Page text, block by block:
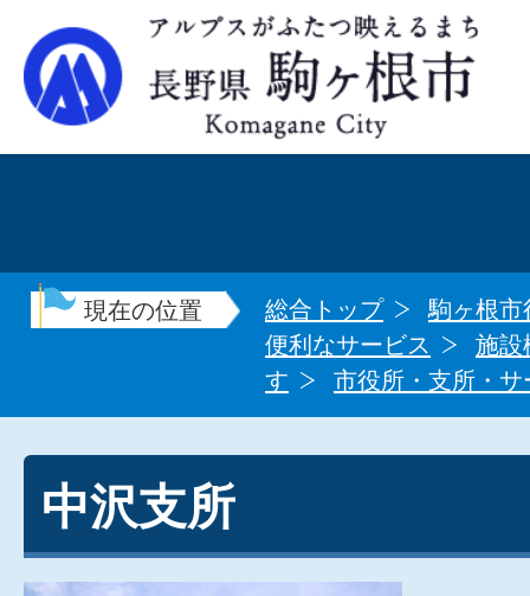
現在の位置 総合トップ
駒ヶ根市
便利なサービス
施設
す
市役所・支所・
中沢支所